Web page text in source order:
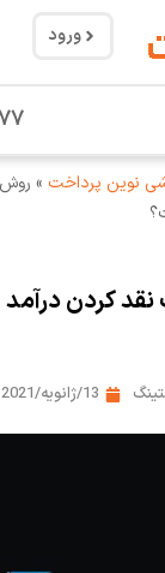
ورود
نوین پرداخت »
کردن درآمد
13/ژانویه/2021